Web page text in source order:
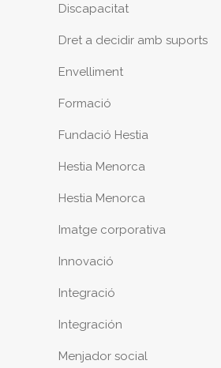
Discapacitat
Dret a decidir amb suports
Envelliment
Formació
Fundació Hestia
Hestia Menorca
Hestia Menorca
Imatge corporativa
Innovació
Integració
Integración
Menjador social